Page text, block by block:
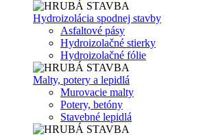
Hydroizolácia spodnej stavby
Asfaltové pásy
Hydroizolačné stierky
Hydroizolačné fólie
Malty, potery a lepidlá
Murovacie malty
Potery, betóny
Stavebné lepidlá